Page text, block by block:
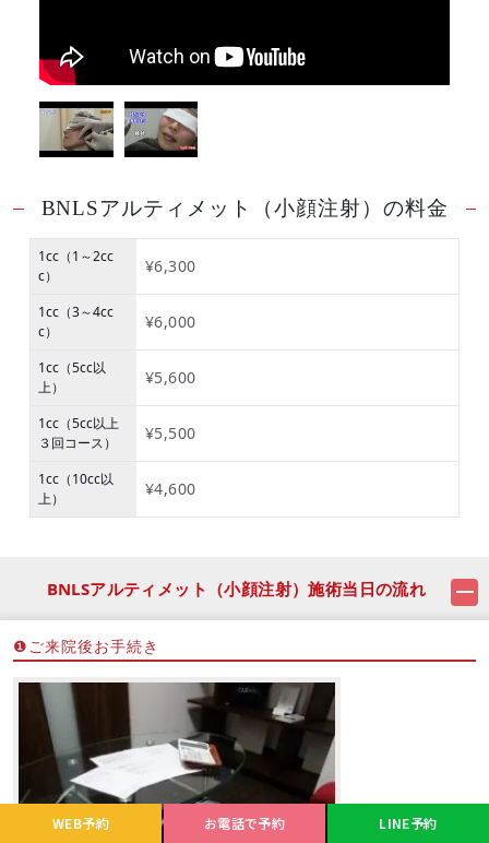
BNLSアルティメット（小顔注射）の料金
1cc（1～2cc
c）
¥6,300
1cc（3～4cc
c）
¥6,000
1cc（5cc以
上）
¥5,600
1cc（5cc以上
３回コース）
¥5,500
1cc（10cc以
上）
¥4,600
BNLSアルティメット（小顔注射）施術当日の流れ
❶ご来院後お手続き
WEB予約 お電話で予約 LINE予約